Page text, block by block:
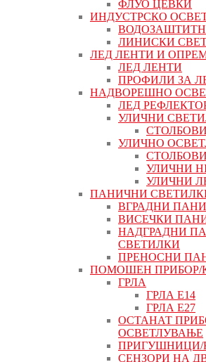
ФЛУО ЦЕВКИ
ИНДУСТРСКО
ЛИНИСКИ
ЛЕД ЛЕНТИ И
ЛЕД ЛЕНТИ
ПРОФИЛИ ЗА
НАДВОРЕШНО
ЛЕД
УЛИЧНИ
УЛИЧНО
УЛИЧНИ
УЛИЧНИ
ПАНИЧНИ
ВГРАДНИ
ВИСЕЧКИ
НАДГРАДНИ
СВЕТИЛКИ
ПРЕНОСНИ
ПОМОШЕН
ГРЛА
ГРЛА Е14
ГРЛА Е27
ОСТАНАТ
ОСВЕТЛУВАЊЕ
ПРИГУШНИЦИ/
СЕНЗОРИ НА